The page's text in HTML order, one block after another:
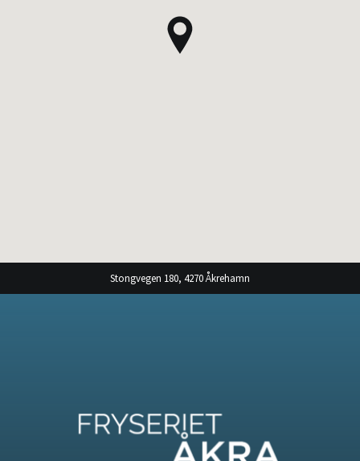
Stongvegen 180, 4270 Åkrehamn